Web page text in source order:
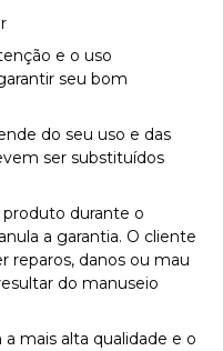
e o uso
seu bom
do seu uso e das
ser substituídos
durante o
a garantia. O cliente
reparos, danos ou mau
do manuseio
mais alta qualidade e o